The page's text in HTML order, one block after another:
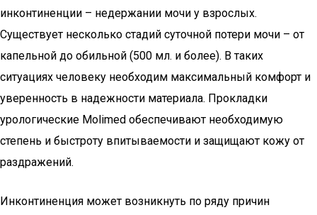
инконтиненции – недержании мочи у взрослых.
Существует несколько стадий суточной потери мочи – от
капельной до обильной (500 мл. и более). В таких
ситуациях человеку необходим максимальный комфорт и
уверенность в надежности материала. Прокладки
урологические Molimed обеспечивают необходимую
степень и быстроту впитываемости и защищают кожу от
раздражений.
Инконтиненция может возникнуть по ряду причин